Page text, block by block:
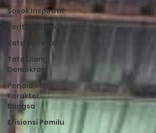
Sosok Inspiratif
Berita Terkini
Kata Mereka
Tata Ulang
Demokrasi
Pendidikan
Karakter
Bangsa
Efisiensi Pemilu